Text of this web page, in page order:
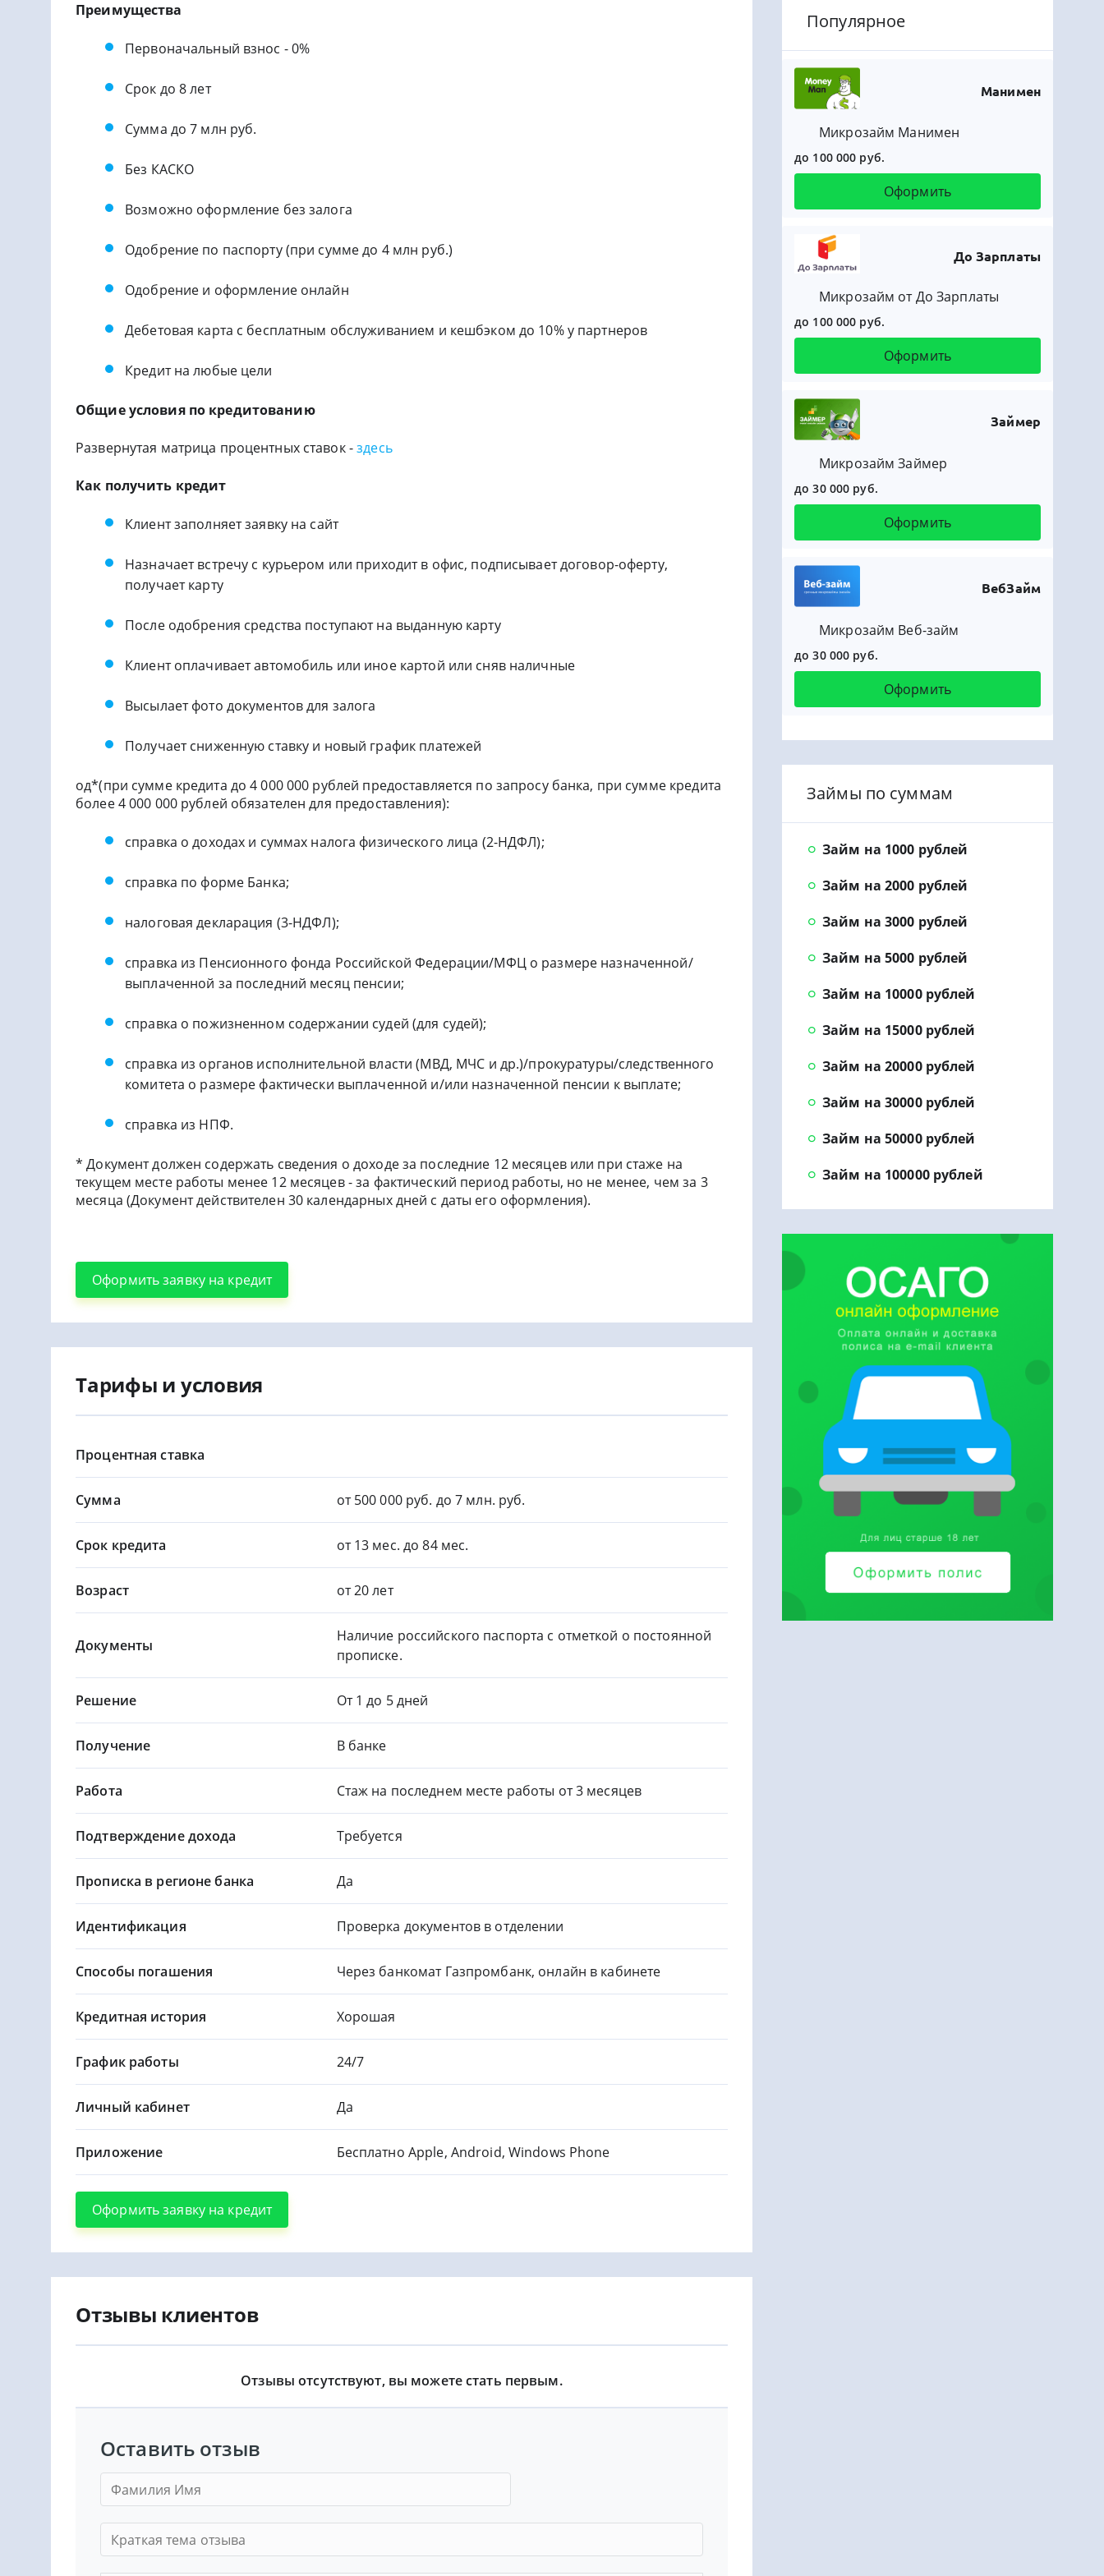
Преимущества
Первоначальный взнос - 0%
Срок до 8 лет
Сумма до 7 млн руб.
Без КАСКО
Возможно оформление без залога
Одобрение по паспорту (при сумме до 4 млн руб.)
Одобрение и оформление онлайн
Дебетовая карта с бесплатным обслуживанием и кешбэком до 10% у партнеров
Кредит на любые цели
Общие условия по кредитованию
Развернутая матрица процентных ставок -здесь
Как получить кредит
Клиент заполняет заявку на сайт
Назначает встречу с курьером или приходит в офис, подписывает договор-оферту,
получает карту
После одобрения средства поступают на выданную карту
Клиент оплачивает автомобиль или иное картой или сняв наличные
Высылает фото документов для залога
Получает сниженную ставку и новый график платежей
од*(при сумме кредита до 4 000 000 рублей предоставляется по запросу банка, при сумме кредита
более 4 000 000 рублей обязателен для предоставления):
справка о доходах и суммах налога физического лица (2-НДФЛ);
справка по форме Банка;
налоговая декларация (3-НДФЛ);
справка из Пенсионного фонда Российской Федерации/МФЦ о размере назначенной/
выплаченной за последний месяц пенсии;
справка о пожизненном содержании судей (для судей);
справка из органов исполнительной власти (МВД, МЧС и др.)/прокуратуры/следственного
комитета о размере фактически выплаченной и/или назначенной пенсии к выплате;
справка из НПФ.
* Документ должен содержать сведения о доходе за последние 12 месяцев или при стаже на
текущем месте работы менее 12 месяцев - за фактический период работы, но не менее, чем за 3
месяца (Документ действителен 30 календарных дней с даты его оформления).
Оформить заявку на кредит
Тарифы и условия
Процентная ставка
Сумма от 500 000 руб. до 7 млн. руб.
Срок кредита от 13 мес. до 84 мес.
Возраст от 20 лет
Документы
Наличие российского паспорта с отметкой о постоянной
прописке.
Решение От 1 до 5 дней
Получение В банке
Работа Стаж на последнем месте работы от 3 месяцев
Подтверждение дохода Требуется
Прописка в регионе банка Да
Идентификация Проверка документов в отделении
Способы погашения Через банкомат Газпромбанк, онлайн в кабинете
Кредитная история Хорошая
График работы 24/7
Личный кабинет Да
Приложение Бесплатно Apple, Android, Windows Phone
Оформить заявку на кредит
Отзывы клиентов
Отзывы отсутствуют, вы можете стать первым.
Оставить отзыв
Популярное
Манимен
Микрозайм Манимен
до 100 000 руб.
Оформить
До Зарплаты
Микрозайм от До Зарплаты
до 100 000 руб.
Оформить
Займер
Микрозайм Займер
до 30 000 руб.
Оформить
ВебЗайм
Микрозайм Веб-займ
до 30 000 руб.
Оформить
Займы по суммам
Займ на 1000 рублей
Займ на 2000 рублей
Займ на 3000 рублей
Займ на 5000 рублей
Займ на 10000 рублей
Займ на 15000 рублей
Займ на 20000 рублей
Займ на 30000 рублей
Займ на 50000 рублей
Займ на 100000 рублей